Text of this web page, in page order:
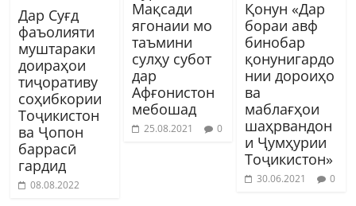
Дар Суғд
фаъолияти
муштараки
доираҳои
тиҷоративу
соҳибкории
Тоҷикистон
ва Ҷопон
баррасӣ
гардид
08.08.2022
Мақсади
ягонаии мо
таъмини
сулҳу субот
дар
Афғонистон
мебошад
25.08.2021 0
Қонун «Дар
бораи авф
бинобар
қонунигардо
нии дороиҳо
ва
маблағҳои
шаҳрвандон
и Ҷумҳурии
Тоҷикистон»
30.06.2021 0